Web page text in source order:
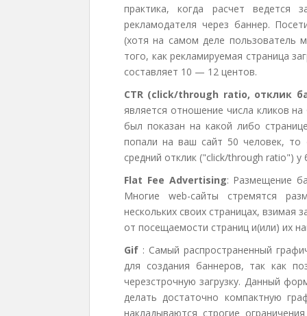
практика, когда расчет ведется
рекламодателя через баннер.
(хотя на самом деле пользователь
того, как рекламируемая страница
составляет 10 — 12 центов.
CTR (click/through ratio, отклик
является отношение числа кликов
был показан на какой либо
попали на ваш сайт 50 человек, то
средний отклик ("click/through ratio")
Flat Fee Advertising: Размещение
Многие web-сайты стремятся
нескольких своих страницах, взимая
от посещаемости страниц и(или) их
Gif : Самый распространенный
для создания баннеров, так как
черезстрочную загрузку. Данный
делать достаточно компактную
накладываются строгие